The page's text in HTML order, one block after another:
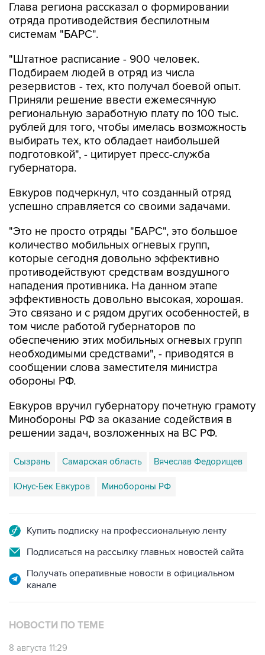
Глава региона рассказал о формировании
отряда противодействия беспилотным
системам "БАРС".
"Штатное расписание - 900 человек.
Подбираем людей в отряд из числа
резервистов - тех, кто получал боевой опыт.
Приняли решение ввести ежемесячную
региональную заработную плату по 100 тыс.
рублей для того, чтобы имелась возможность
выбирать тех, кто обладает наибольшей
подготовкой", - цитирует пресс-служба
губернатора.
Евкуров подчеркнул, что созданный отряд
успешно справляется со своими задачами.
"Это не просто отряды "БАРС", это большое
количество мобильных огневых групп,
которые сегодня довольно эффективно
противодействуют средствам воздушного
нападения противника. На данном этапе
эффективность довольно высокая, хорошая.
Это связано и с рядом других особенностей, в
том числе работой губернаторов по
обеспечению этих мобильных огневых групп
необходимыми средствами", - приводятся в
сообщении слова заместителя министра
обороны РФ.
Евкуров вручил губернатору почетную грамоту
Минобороны РФ за оказание содействия в
решении задач, возложенных на ВС РФ.
Сызрань Самарская область Вячеслав Федорищев
Юнус-Бек Евкуров Минобороны РФ
Купить подписку на профессиональную ленту
Подписаться на рассылку главных новостей сайта
Получать оперативные новости в официальном
канале
НОВОСТИ ПО ТЕМЕ
8 августа 11:29